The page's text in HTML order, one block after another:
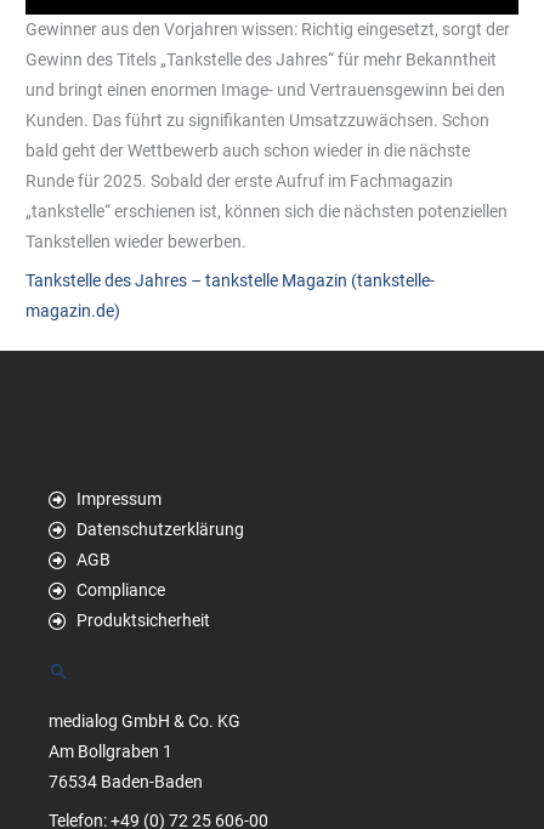
Gewinner aus den Vorjahren wissen: Richtig eingesetzt, sorgt der
Gewinn des Titels „Tankstelle des Jahres“ für mehr Bekanntheit
und bringt einen enormen Image- und Vertrauensgewinn bei den
Kunden. Das führt zu signifikanten Umsatzzuwächsen. Schon
bald geht der Wettbewerb auch schon wieder in die nächste
Runde für 2025. Sobald der erste Aufruf im Fachmagazin
„tankstelle“ erschienen ist, können sich die nächsten potenziellen
Tankstellen wieder bewerben.
Tankstelle des Jahres – tankstelle Magazin (tankstelle-
magazin.de)
Impressum
Datenschutzerklärung
AGB
Compliance
Produktsicherheit
medialog GmbH & Co. KG
Am Bollgraben 1
76534 Baden-Baden
Telefon: +49 (0) 72 25 606-00